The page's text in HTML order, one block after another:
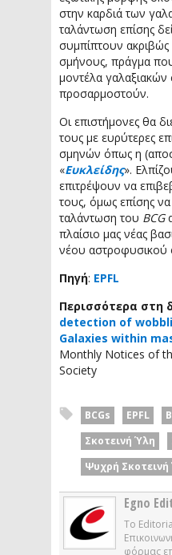
στην καρδιά των
ταλάντωση επίσης
συμπίπτουν
σμήνους, πράγμα
μοντέλα
προσαρμοστούν.
Οι επιστήμονες θα
τους με ευρύτερες
σμηνών όπως η
«Ευκλείδης».
επιτρέψουν να
τους, όμως επίσης
ταλάντωση του BCG
πλαίσιο μας νέας
νέου αστροφυσικού
Πηγή: EPFL
Περισσότερα στη
detection of
Galaxies within
Monthly Notices of
Society
BCGs EPFL
Σκοτεινή Ύλη
Ψυχρή Σκοτεινή
Egno
Το
φόρμας